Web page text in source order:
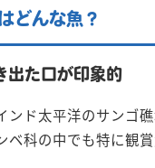
どんな魚？
出た口が印象的
ンド太平洋のサンゴ
ベ科の中でも特に観